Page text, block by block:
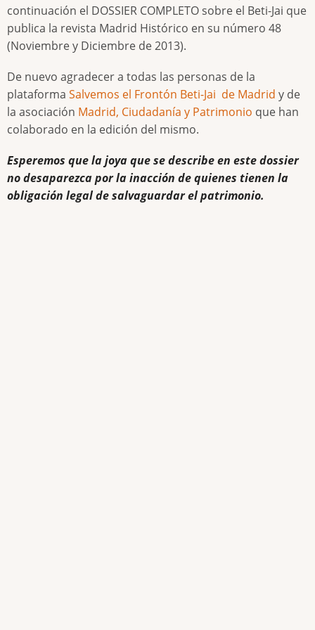
continuación el DOSSIER COMPLETO sobre el Beti-Jai que
publica la revista Madrid Histórico en su número 48
(Noviembre y Diciembre de 2013).
De nuevo agradecer a todas las personas de la
plataforma Salvemos el Frontón Beti-Jai de Madrid y de
la asociación Madrid, Ciudadanía y Patrimonio que han
colaborado en la edición del mismo.
Esperemos que la joya que se describe en este dossier
no desaparezca por la inacción de quienes tienen la
obligación legal de salvaguardar el patrimonio.